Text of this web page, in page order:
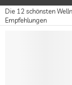
Die 12 schönsten
Empfehlungen